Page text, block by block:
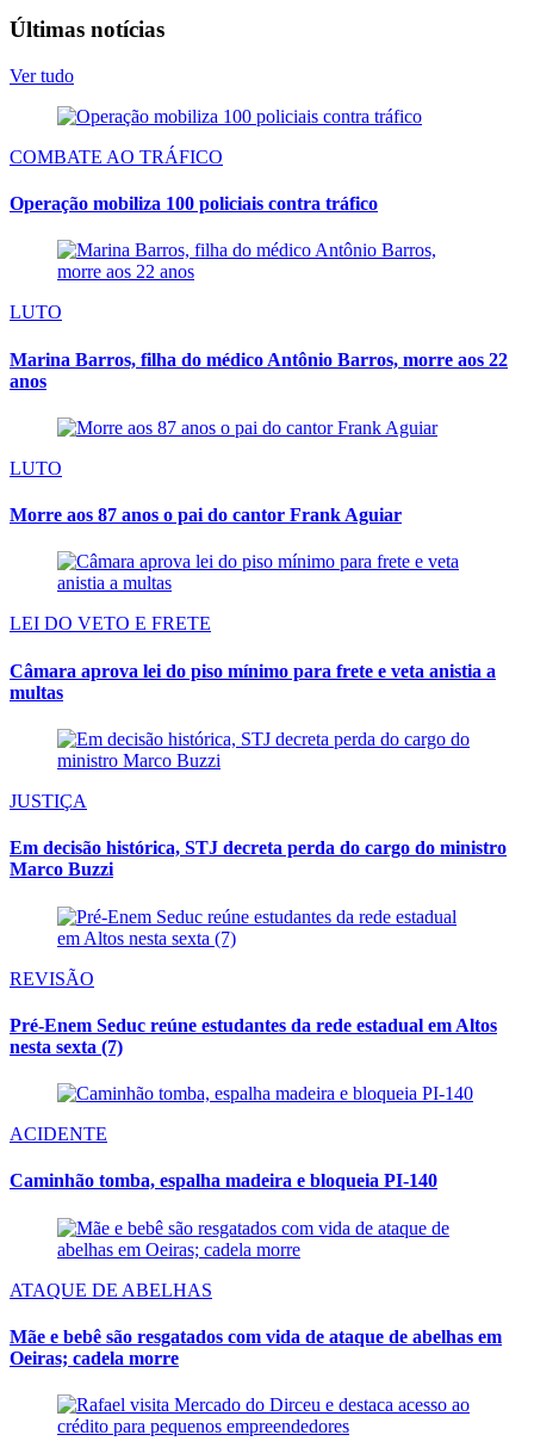
Últimas notícias
Ver tudo
COMBATE AO TRÁFICO
Operação mobiliza 100 policiais contra tráfico
LUTO
Marina Barros, filha do médico Antônio Barros, morre aos 22
anos
LUTO
Morre aos 87 anos o pai do cantor Frank Aguiar
LEI DO VETO E FRETE
Câmara aprova lei do piso mínimo para frete e veta anistia a
multas
JUSTIÇA
Em decisão histórica, STJ decreta perda do cargo do ministro
Marco Buzzi
REVISÃO
Pré-Enem Seduc reúne estudantes da rede estadual em Altos
nesta sexta (7)
ACIDENTE
Caminhão tomba, espalha madeira e bloqueia PI-140
ATAQUE DE ABELHAS
Mãe e bebê são resgatados com vida de ataque de abelhas em
Oeiras; cadela morre